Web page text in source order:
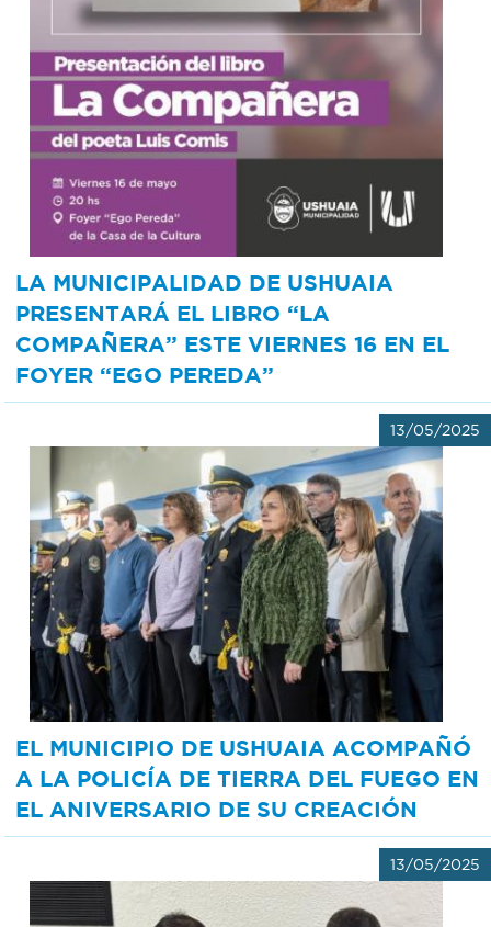
LA MUNICIPALIDAD DE USHUAIA
PRESENTARÁ EL LIBRO “LA
COMPAÑERA” ESTE VIERNES 16 EN EL
FOYER “EGO PEREDA”
13/05/2025
EL MUNICIPIO DE USHUAIA ACOMPAÑÓ
A LA POLICÍA DE TIERRA DEL FUEGO EN
EL ANIVERSARIO DE SU CREACIÓN
13/05/2025